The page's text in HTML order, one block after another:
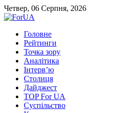
Четвер, 06 Серпня, 2026
Головне
Рейтинги
Точка зору
Аналітика
Інтерв’ю
Столиця
Дайджест
TOP For UA
Суспiльство